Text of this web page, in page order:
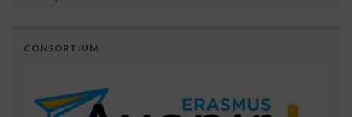
CONSORTIUM